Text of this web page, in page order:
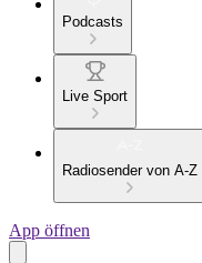
Podcasts
Live Sport
Radiosender von A-Z
App öffnen